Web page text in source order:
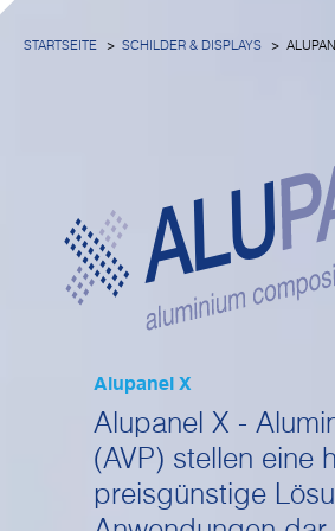
STARTSEITE SCHILDER & DISPLAYS
Alupanel X
Alupanel X -
(AVP) stellen eine
preisgünstige